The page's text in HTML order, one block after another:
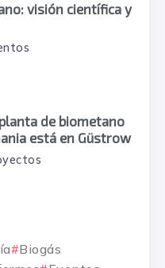
visión científica y
de biometano
está en Güstrow
Biogás